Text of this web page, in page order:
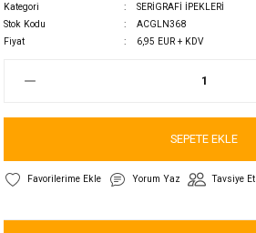
Kategori
SERİGRAFİ İPEKLERİ
Stok Kodu
ACGLN368
Fiyat
6,95 EUR + KDV
SEPETE EKLE
Yorum Yaz Tavsiye Et